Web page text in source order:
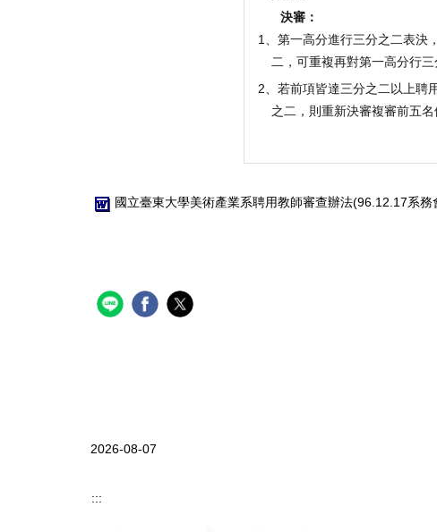
決審：
1、第一高分進行三分之二表決
二，可重複再對第一高分行
2、若前項皆達三分之二以上聘
之二，則重新決審複審前五
國立臺東大學美術產業系聘用教師審查辦法(96.12.17系務
2026-08-07
:::